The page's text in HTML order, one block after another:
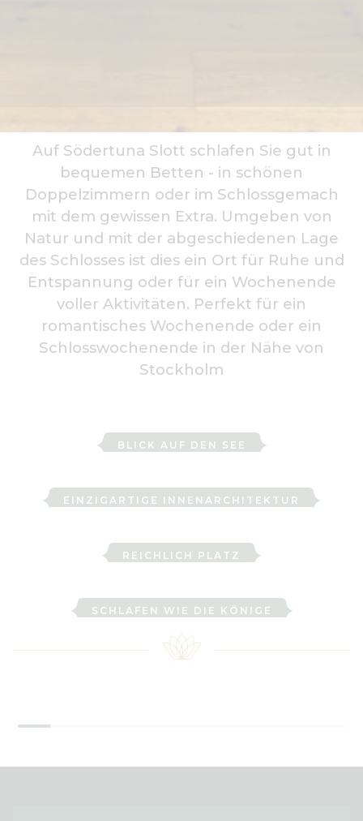
Auf Södertuna Slott schlafen Sie gut in
bequemen Betten - in schönen
Doppelzimmern oder im Schlossgemach
mit dem gewissen Extra. Umgeben von
Natur und mit der abgeschiedenen Lage
des Schlosses ist dies ein Ort für Ruhe und
Entspannung oder für ein Wochenende
voller Aktivitäten. Perfekt für ein
romantisches Wochenende oder ein
Schlosswochenende in der Nähe von
Stockholm
BLICK AUF DEN SEE
EINZIGARTIGE INNENARCHITEKTUR
Zweibettzimmer
REICHLICH PLATZ
Familienzimmer
SCHLAFEN WIE DIE KÖNIGE
Schlossgemach